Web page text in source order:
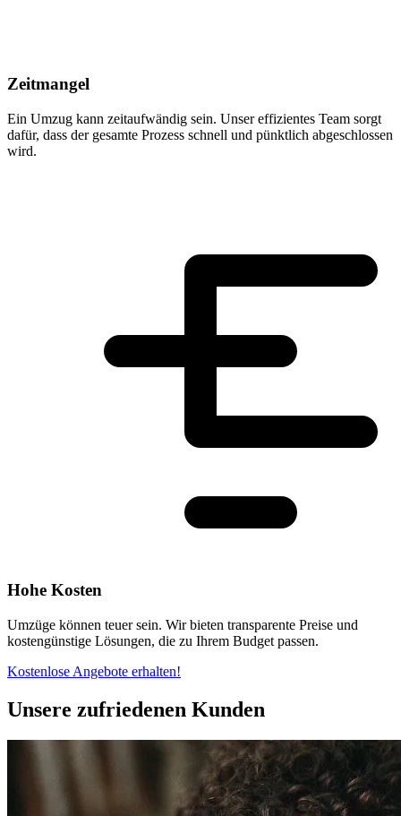
Zeitmangel
Ein Umzug kann zeitaufwändig sein. Unser effizientes Team sorgt
dafür, dass der gesamte Prozess schnell und pünktlich abgeschlossen
wird.
Hohe Kosten
Umzüge können teuer sein. Wir bieten transparente Preise und
kostengünstige Lösungen, die zu Ihrem Budget passen.
Kostenlose Angebote erhalten!
Unsere zufriedenen Kunden